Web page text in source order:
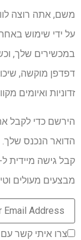
משם, אתה רוצה
על ידי שימוש
דפדפן מוקשה,
זדוניות ואיומים
הירשם כדי לקבל
הדואר הנכנס שלך.
מבצעים מעולים
צרו איתי קשר